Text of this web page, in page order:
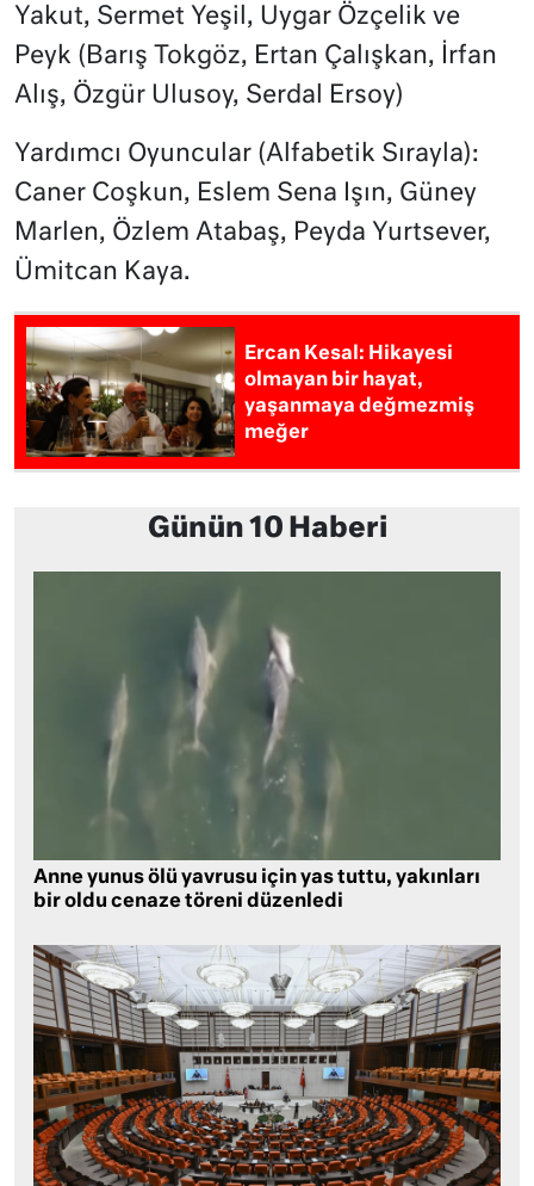
Yakut, Sermet Yeşil, Uygar Özçelik ve
Peyk (Barış Tokgöz, Ertan Çalışkan, İrfan
Alış, Özgür Ulusoy, Serdal Ersoy)
Yardımcı Oyuncular (Alfabetik Sırayla):
Caner Coşkun, Eslem Sena Işın, Güney
Marlen, Özlem Atabaş, Peyda Yurtsever,
Ümitcan Kaya.
Ercan Kesal: Hikayesi
olmayan bir hayat,
yaşanmaya değmezmiş
meğer
Günün 10 Haberi
Anne yunus ölü yavrusu için yas tuttu, yakınları
bir oldu cenaze töreni düzenledi